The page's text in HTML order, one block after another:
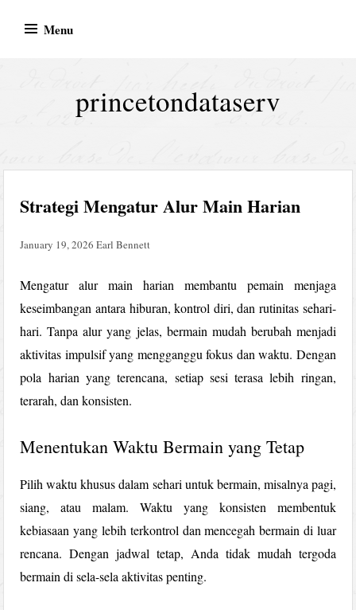
Menu
princetondataserv
Strategi Mengatur Alur Main Harian
January 19, 2026 Earl Bennett
Mengatur alur main harian membantu pemain menjaga
keseimbangan antara hiburan, kontrol diri, dan rutinitas sehari-
hari. Tanpa alur yang jelas, bermain mudah berubah menjadi
aktivitas impulsif yang mengganggu fokus dan waktu. Dengan
pola harian yang terencana, setiap sesi terasa lebih ringan,
terarah, dan konsisten.
Menentukan Waktu Bermain yang Tetap
Pilih waktu khusus dalam sehari untuk bermain, misalnya pagi,
siang, atau malam. Waktu yang konsisten membentuk
kebiasaan yang lebih terkontrol dan mencegah bermain di luar
rencana. Dengan jadwal tetap, Anda tidak mudah tergoda
bermain di sela-sela aktivitas penting.